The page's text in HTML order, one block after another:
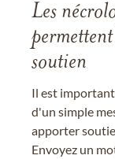
Les
permettent
soutien
Il est
d'un simple
apporter
Envoyez un